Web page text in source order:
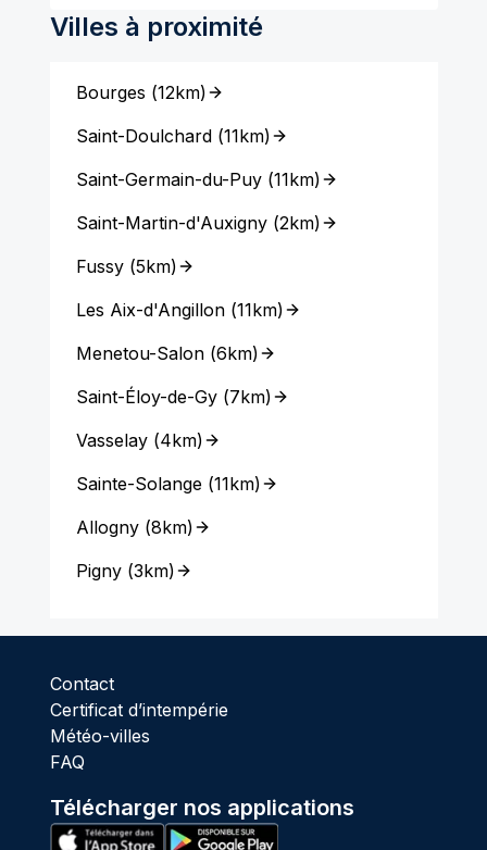
Villes à proximité
Bourges (12km)
Saint-Doulchard(11km)
Saint-Germain-du-Puy(11km)
Saint-Martin-d'Auxigny(2km)
Fussy(5km)
Les Aix-d'Angillon(11km)
Menetou-Salon(6km)
Saint-Éloy-de-Gy(7km)
Vasselay(4km)
Sainte-Solange(11km)
Allogny(8km)
Pigny(3km)
Contact
Certificat d’intempérie
Météo-villes
FAQ
Télécharger nos applications